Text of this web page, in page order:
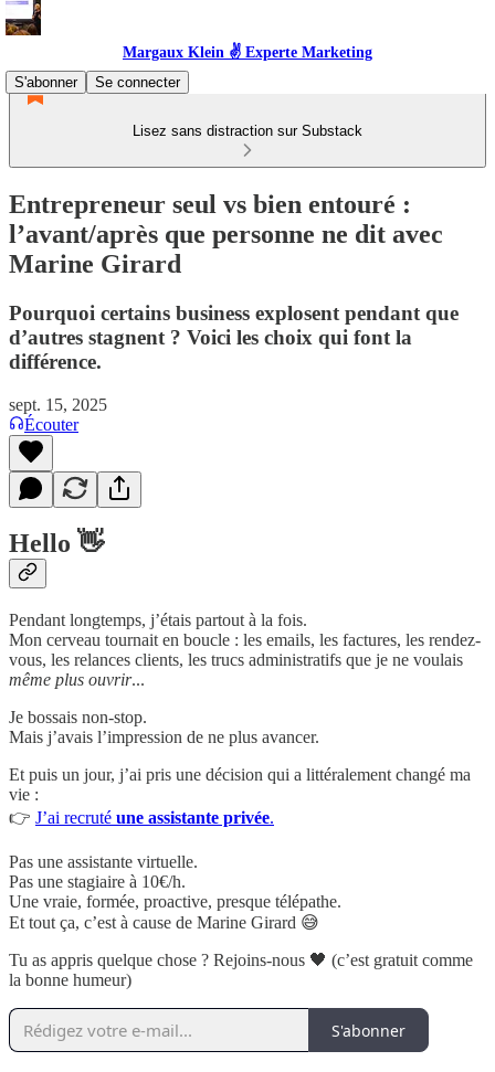
Margaux Klein ✌️ Experte Marketing
S'abonner
Se connecter
Lisez sans distraction sur Substack
Entrepreneur seul vs bien entouré :
l’avant/après que personne ne dit avec
Marine Girard
Pourquoi certains business explosent pendant que
d’autres stagnent ? Voici les choix qui font la
différence.
sept. 15, 2025
Écouter
Hello 👋
Pendant longtemps, j’étais partout à la fois.
Mon cerveau tournait en boucle : les emails, les factures, les rendez-
vous, les relances clients, les trucs administratifs que je ne voulais
même plus ouvrir...
Je bossais non-stop.
Mais j’avais l’impression de ne plus avancer.
Et puis un jour, j’ai pris une décision qui a littéralement changé ma
vie :
👉 J’ai recruté une assistante privée.
Pas une assistante virtuelle.
Pas une stagiaire à 10€/h.
Une vraie, formée, proactive, presque télépathe.
Et tout ça, c’est à cause de Marine Girard 😅
Tu as appris quelque chose ? Rejoins-nous 🖤 (c’est gratuit comme
la bonne humeur)
S'abonner